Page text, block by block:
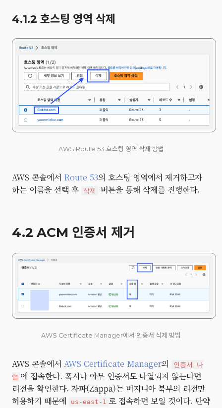
4.1.2 호스팅 영역 삭제
AWS Route 53 호스팅 영역 삭제 방법
AWS 콘솔에서 Route 53의 호스팅 영역에서 제거하고자
하는 이름을 선택 후 삭제 버튼을 통해 삭제를 진행한다.
4.2 ACM 인증서 제거
AWS Certificate Manager에서 인증서 삭제 방법
AWS 콘솔에서 AWS Certificate Manager의
인증서 나
열 에 접속한다. 혹시나 아무 인증서도 나열되지 않는다면
리전을 확인한다. 자파(Zappa)는 버지니아 북부의 리전만
허용하기 때문에
us-east-1 로 접속하면 보일 것이다. 만약